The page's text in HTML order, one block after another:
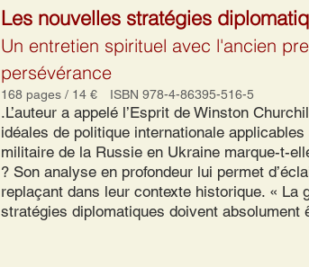
Les nouvelles stratégies
Un entretien spirituel avec l'ancien
persévérance
168 pages / 14 € ISBN 978-4-86395-516-5
.L’auteur a appelé l’Esprit de Winston
idéales de politique internationale
militaire de la Russie en Ukraine marque-t-
? Son analyse en profondeur lui permet
replaçant dans leur contexte historique. « La
stratégies diplomatiques doivent absolument